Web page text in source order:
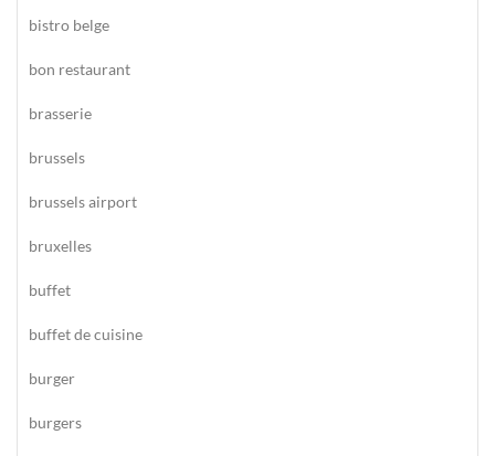
bistro belge
bon restaurant
brasserie
brussels
brussels airport
bruxelles
buffet
buffet de cuisine
burger
burgers